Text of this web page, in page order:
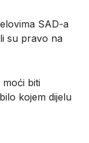
SAD-a
su pravo na
biti
kojem dijelu